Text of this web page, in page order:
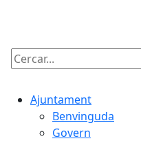
Cercar:
Ajuntament
Benvinguda
Govern